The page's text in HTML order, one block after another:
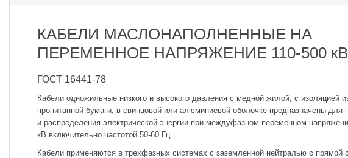
КАБЕЛИ МАСЛОНАПОЛНЕННЫЕ НА
ПЕРЕМЕННОЕ НАПРЯЖЕНИЕ 110-500 кВ
ГОСТ 16441-78
Кабели одножильные низкого и высокого давления с медной жилой, с изоляцией
пропитанной бумаги, в свинцовой или алюминиевой оболочке предназначены для
и распределения электрической энергии при междуфазном переменном
кВ включительно частотой 50-60 Гц.
Кабели применяются в трехфазных системах с заземленной нейтралью с прямой